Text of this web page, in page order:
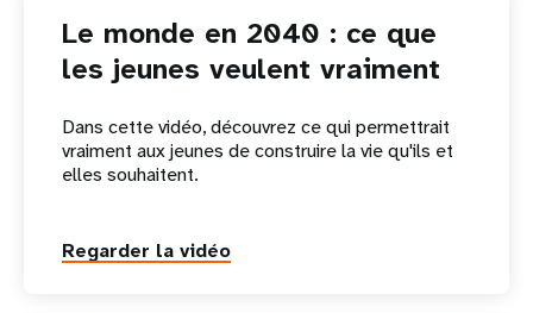
Le monde en 2040 : ce que
les jeunes veulent vraiment
Dans cette vidéo, découvrez ce qui permettrait
vraiment aux jeunes de construire la vie qu'ils et
elles souhaitent.
Regarder la vidéo